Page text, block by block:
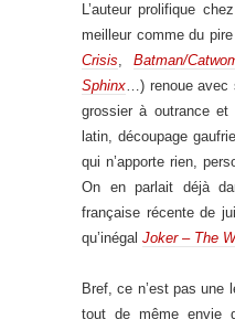
L’auteur prolifique
meilleur comme du
Crisis, Batman/
Sphinx…) renoue avec
grossier à outrance et
latin, découpage
qui n’apporte rien,
On en parlait déjà
française récente de
qu’inégal Joker – The
Bref, ce n’est pas une
tout de même